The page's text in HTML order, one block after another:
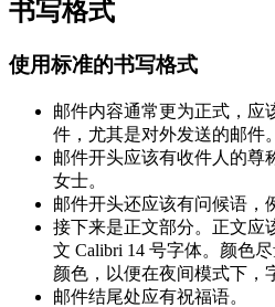
书写格式
使用标准的书写格式
邮件内容通常更为正式，应
件，尤其是对外发送的邮件。
邮件开头应该有收件人的
女士。
邮件开头还应该有问候语，
接下来是正文部分。正文应
文 Calibri 14 号字体。颜色
颜色，以便在夜间模式下，
邮件结尾处应有祝福语。